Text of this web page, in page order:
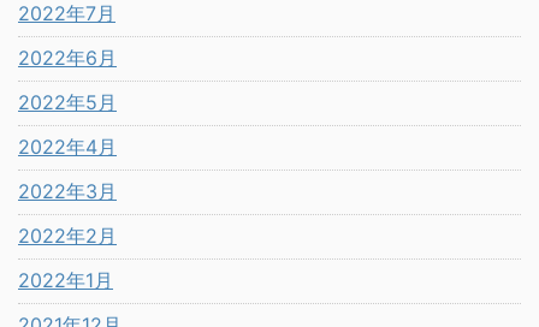
2022年7月
2022年6月
2022年5月
2022年4月
2022年3月
2022年2月
2022年1月